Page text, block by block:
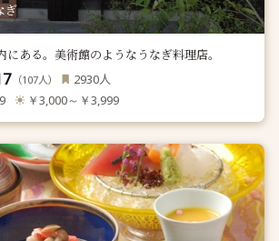
ぎ
にある。美術館のようなうなぎ料理店。
（107人） 2930人
￥3,000～￥3,999